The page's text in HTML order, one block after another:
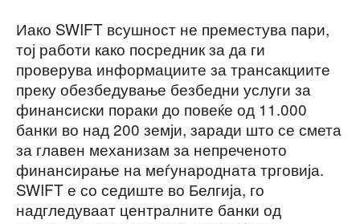
Иако SWIFT всушност не преместува пари,
тој работи како посредник за да ги
проверува информациите за трансакциите
преку обезбедување безбедни услуги за
финансиски пораки до повеќе од 11.000
банки во над 200 земји, заради што се смета
за главен механизам за непреченото
финансирање на меѓународната трговија.
SWIFT е со седиште во Белгија, го
надгледуваат централните банки од